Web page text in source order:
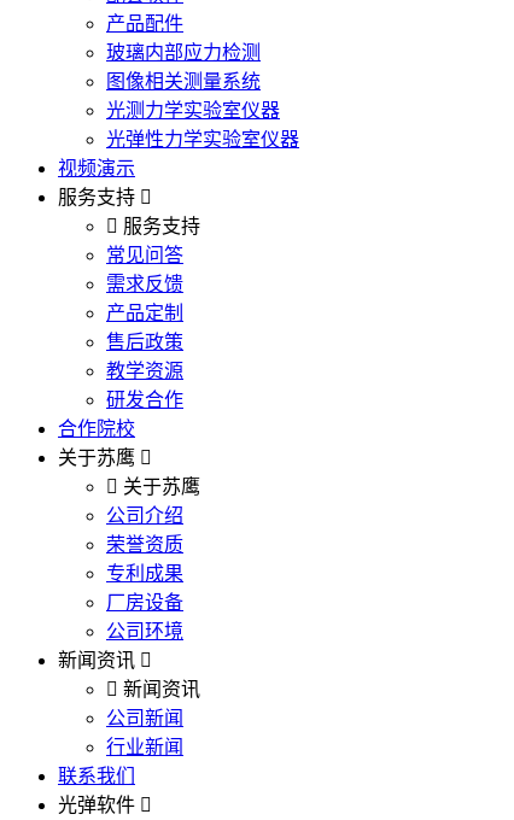
产品配件
玻璃内部应力检测
图像相关测量系统
光测力学实验室仪器
光弹性力学实验室仪器
视频演示
服务支持
服务支持
常见问答
需求反馈
产品定制
售后政策
教学资源
研发合作
合作院校
关于苏鹰
关于苏鹰
公司介绍
荣誉资质
专利成果
厂房设备
公司环境
新闻资讯
新闻资讯
公司新闻
行业新闻
联系我们
光弹软件